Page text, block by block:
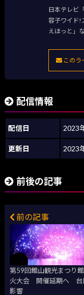
日本テレビ
容子ワイド!
えほっと」
このラ
配信情報
配信日 2023
更新日 2023
前後の記事
前の記事
第59回館山観光まつり
火大会 開催延期へ 台
影響